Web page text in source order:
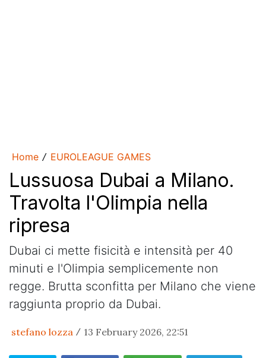
Home / EUROLEAGUE GAMES
Lussuosa Dubai a Milano.
Travolta l'Olimpia nella
ripresa
Dubai ci mette fisicità e intensità per 40
minuti e l'Olimpia semplicemente non
regge. Brutta sconfitta per Milano che viene
raggiunta proprio da Dubai.
stefano lozza / 13 February 2026, 22:51